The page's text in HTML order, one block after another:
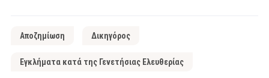
Αποζημίωση Δικηγόρος
Εγκλήματα κατά της Γενετήσιας Ελευθερίας